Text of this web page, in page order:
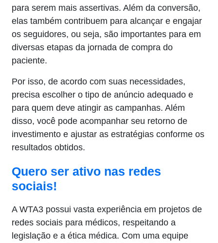
para serem mais assertivas. Além da conversão,
elas também contribuem para alcançar e engajar
os seguidores, ou seja, são importantes para em
diversas etapas da jornada de compra do
paciente.
Por isso, de acordo com suas necessidades,
precisa escolher o tipo de anúncio adequado e
para quem deve atingir as campanhas. Além
disso, você pode acompanhar seu retorno de
investimento e ajustar as estratégias conforme os
resultados obtidos.
Quero ser ativo nas redes
sociais!
A WTA3 possui vasta experiência em projetos de
redes sociais para médicos, respeitando a
legislação e a ética médica. Com uma equipe